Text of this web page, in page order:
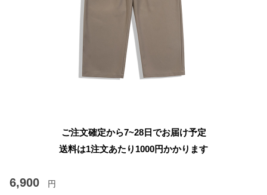
ご注文確定から7~28日でお届け予定
送料は1注文あたり 1000円かかります
6,900 円